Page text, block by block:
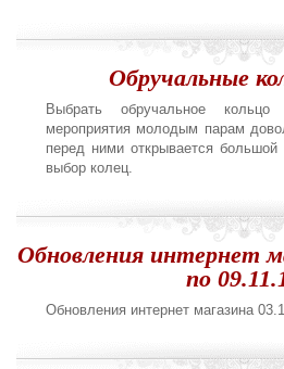
Обручальные
Выбрать обручальное кольцо
мероприятия молодым парам
перед ними открывается большой
выбор колец.
Обновления интернет
по
Обновления интернет магазина